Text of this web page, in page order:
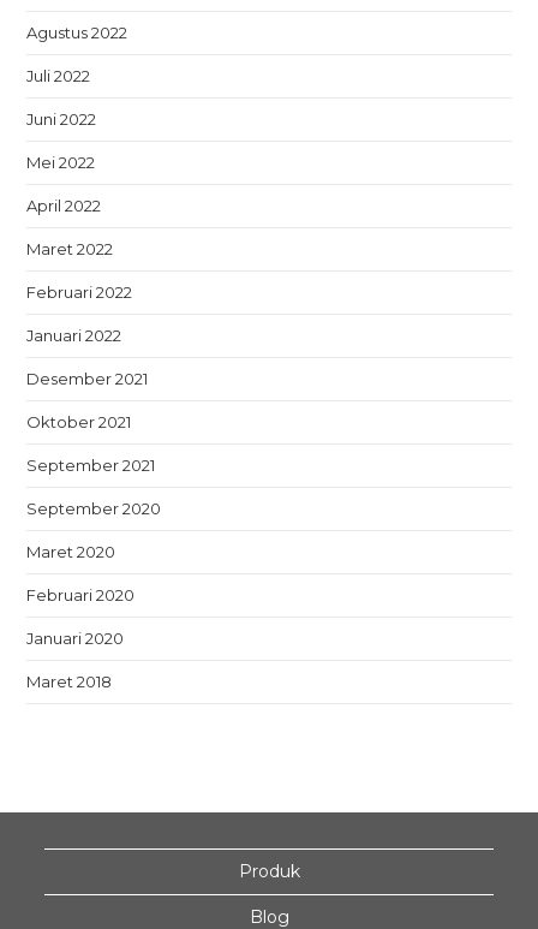
Agustus 2022
Juli 2022
Juni 2022
Mei 2022
April 2022
Maret 2022
Februari 2022
Januari 2022
Desember 2021
Oktober 2021
September 2021
September 2020
Maret 2020
Februari 2020
Januari 2020
Maret 2018
Produk
Blog